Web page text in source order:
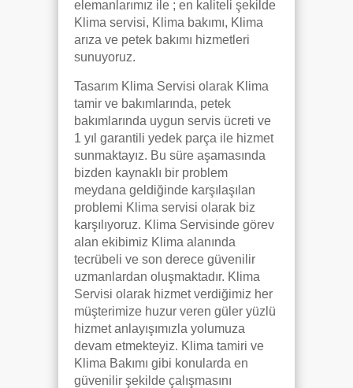
elemanlarımız ile ; en kaliteli şekilde
Klima servisi, Klima bakımı, Klima
arıza ve petek bakımı hizmetleri
sunuyoruz.
Tasarım Klima Servisi olarak Klima
tamir ve bakımlarında, petek
bakımlarında uygun servis ücreti ve
1 yıl garantili yedek parça ile hizmet
sunmaktayız. Bu süre aşamasında
bizden kaynaklı bir problem
meydana geldiğinde karşılaşılan
problemi Klima servisi olarak biz
karşılıyoruz. Klima Servisinde görev
alan ekibimiz Klima alanında
tecrübeli ve son derece güvenilir
uzmanlardan oluşmaktadır. Klima
Servisi olarak hizmet verdiğimiz her
müşterimize huzur veren güler yüzlü
hizmet anlayışımızla yolumuza
devam etmekteyiz. Klima tamiri ve
Klima Bakımı gibi konularda en
güvenilir şekilde çalışmasını